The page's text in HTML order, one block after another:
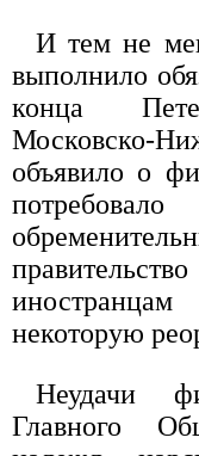
И тем не
выполнило
конца
Московско-
объявило о
некоторую
Неудачи
Главного